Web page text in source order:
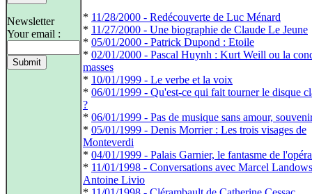
Newsletter
Your email :
* 11/28/2000 - Redécouverte de Luc Ménard
* 11/27/2000 - Une biographie de Claude Le Jeune
* 05/01/2000 - Patrick Dupond : Etoile
* 02/01/2000 - Pascal Huynh : Kurt Weill ou la
masses
* 10/01/1999 - Le verbe et la voix
* 06/01/1999 - Qu'est-ce qui fait tourner le disque
?
* 06/01/1999 - Pas de musique sans amour,
* 05/01/1999 - Denis Morrier : Les trois visages de
Monteverdi
* 04/01/1999 - Palais Garnier, le fantasme de l'opéra
* 11/01/1998 - Conversations avec Marcel
Antoine Livio